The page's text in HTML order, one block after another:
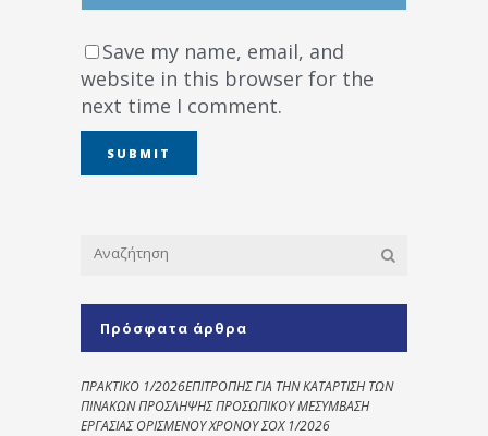
Save my name, email, and
website in this browser for the
next time I comment.
Πρόσφατα άρθρα
ΠΡΑΚΤΙΚΟ 1/2026ΕΠΙΤΡΟΠΗΣ ΓΙΑ ΤΗΝ ΚΑΤΑΡΤΙΣΗ ΤΩΝ
ΠΙΝΑΚΩΝ ΠΡΟΣΛΗΨΗΣ ΠΡΟΣΩΠΙΚΟΥ ΜΕΣΥΜΒΑΣΗ
ΕΡΓΑΣΙΑΣ ΟΡΙΣΜΕΝΟΥ ΧΡΟΝΟΥ ΣΟΧ 1/2026